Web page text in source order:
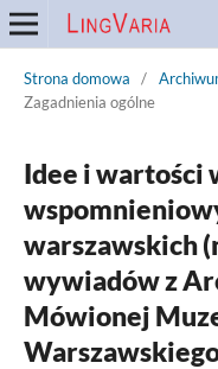
Strona domowa /
Zagadnienia ogólne
Idee i wartości
warszawskich
wywiadów z
Mówionej